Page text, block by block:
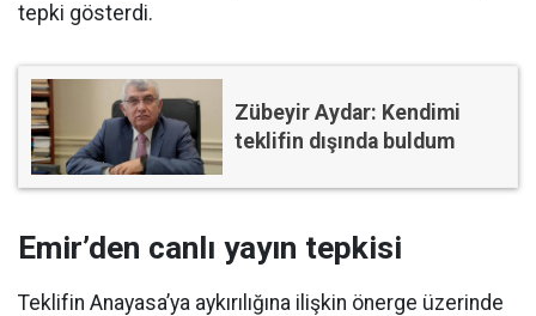
tepki gösterdi.
Zübeyir Aydar: Kendimi
teklifin dışında buldum
Emir’den canlı yayın tepkisi
Teklifin Anayasa’ya aykırılığına ilişkin önerge üzerinde